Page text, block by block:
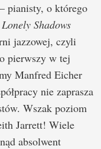
pianisty, o którego
Lonely Shadows
jazzowej, czyli
pierwszy w tej
Manfred Eicher
nie zaprasza
Wszak poziom
Jarrett! Wiele
absolwent